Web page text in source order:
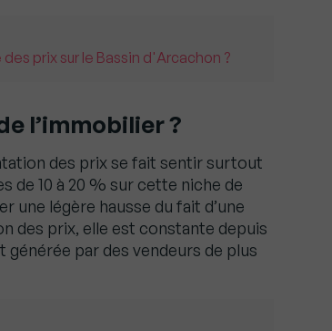
prix sur le Bassin d'Arcachon ?
l’immobilier ?
des prix se fait sentir surtout
de 10 à 20 % sur cette niche de
une légère hausse du fait d’une
des prix, elle est constante depuis
générée par des vendeurs de plus